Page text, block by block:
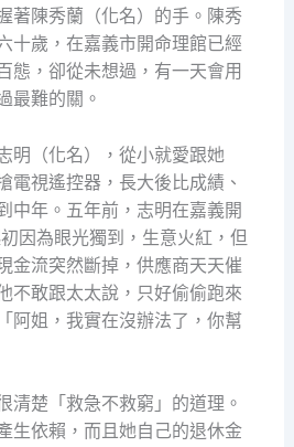
著陳秀蘭（化名）的手。陳秀
十歲，在嘉義市開命理館已經
態，卻從未想過，有一天會用
最難的關。
明（化名），從小就愛跟她
電視遙控器，長大後比成績、
中年。五年前，志明在嘉義開
因為眼光獨到，生意火紅，但
金流突然斷掉，供應商天天催
不敢跟太太說，只好偷偷跑來
阿姐，我實在沒辦法了，你幫
清楚「救急不救窮」的道理。
生依賴，而且她自己的退休金